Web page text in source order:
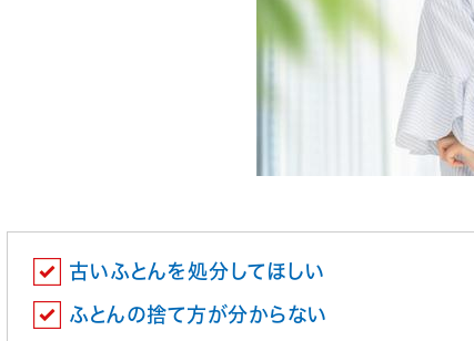
古いふとんを処分してほしい
ふとんの捨て方が分からない